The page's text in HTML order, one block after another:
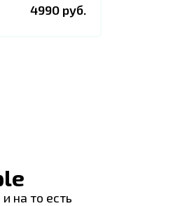
4990 руб.
и на то есть